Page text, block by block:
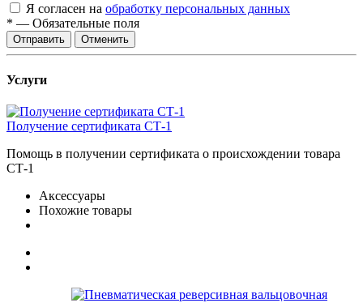
Я согласен на обработку персональных данных
* — Обязательные поля
Отправить Отменить
Услуги
Получение сертификата СТ-1
Помощь в получении сертификата о происхождении товара
СТ-1
Аксессуары
Похожие товары